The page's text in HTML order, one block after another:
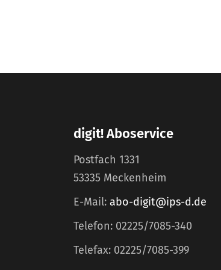
digit! Aboservice
Postfach 1331
53335 Meckenheim
E-Mail: abo-digit@ips-d.de
Telefon: 02225/7085-340
Telefax: 02225/7085-399